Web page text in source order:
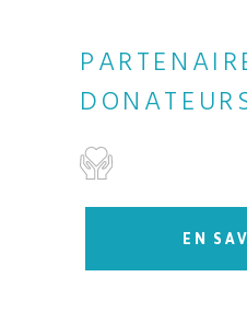
EN